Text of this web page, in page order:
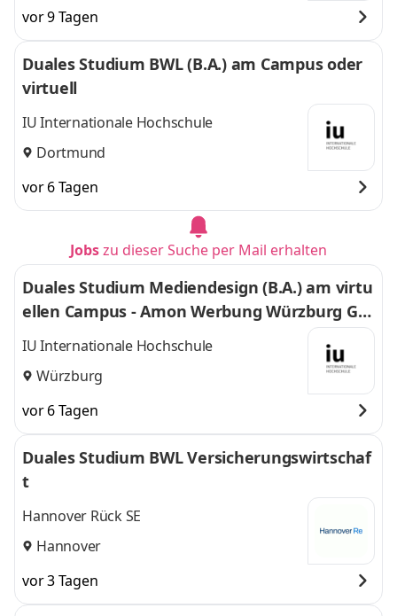
vor 9 Tagen
Duales Studium BWL (B.A.) am Campus oder
virtuell
IU Internationale Hochschule
Dortmund
vor 6 Tagen
Jobszu dieser Suche per Mail erhalten
Duales Studium Mediendesign (B.A.) am virtu
ellen Campus - Amon Werbung Würzburg Gm
bH & Co. KG
IU Internationale Hochschule
Würzburg
vor 6 Tagen
Duales Studium BWL Versicherungswirtschaf
t
Hannover Rück SE
Hannover
vor 3 Tagen